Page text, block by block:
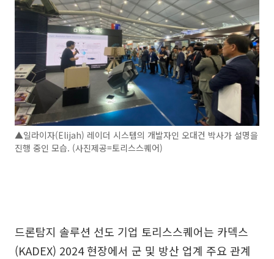
▲일라이자(Elijah) 레이더 시스템의 개발자인 오대건 박사가 설명을
진행 중인 모습. (사진제공=토리스스퀘어)
드론탐지 솔루션 선도 기업 토리스스퀘어는 카덱스
(KADEX) 2024 현장에서 군 및 방산 업계 주요 관계